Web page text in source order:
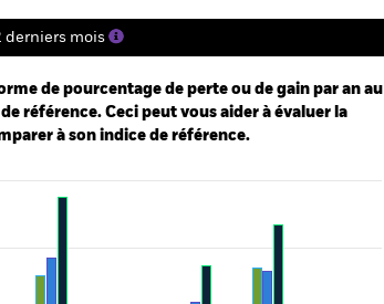
derniers mois
de pourcentage de perte ou de gain par an au
référence. Ceci peut vous aider à évaluer la
à son indice de référence.